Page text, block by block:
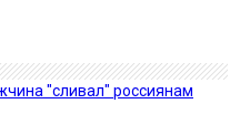
"сливал" россиянам